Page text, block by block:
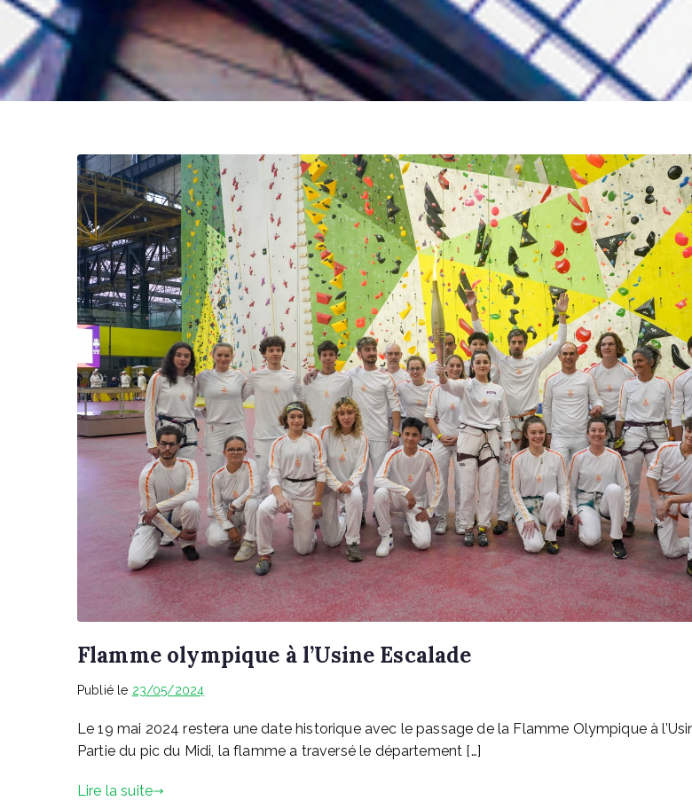
Flamme olympique à l’Usine Escalade
Publié le 23/05/2024
Le 19 mai 2024 restera une date historique avec le passage de la Flamme Olympique à
Partie du pic du Midi, la flamme a traversé le département […]
Lire la suite